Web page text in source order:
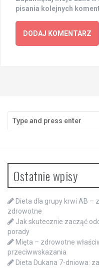
pisania kolejnych
for:
Ostatnie wpisy
Dieta dla grupy krwi AB –
zdrowotne
Jak skutecznie zacząć
porady
Mięta – zdrowotne
przeciwwskazania
Dieta Dukana 7-dniowa: